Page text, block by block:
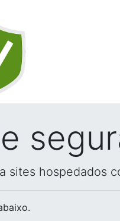
sites hospedados